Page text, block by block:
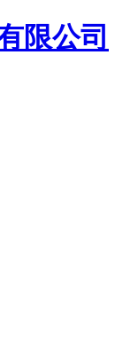
限公司